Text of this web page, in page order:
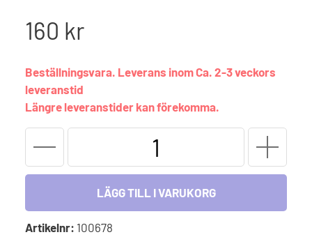
160 kr
Beställningsvara. Leverans inom Ca. 2-3 veckors
leveranstid
Längre leveranstider kan förekomma.
x
(utvändig)
mängd
LÄGG TILL I VARUKORG
Artikelnr: 100678